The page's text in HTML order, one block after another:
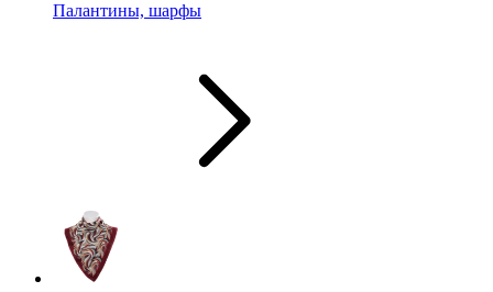
Палантины, шарфы